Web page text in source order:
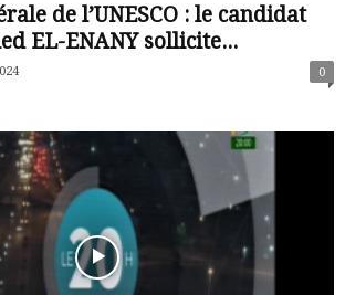
de l’UNESCO : le candidat
EL-ENANY sollicite...
0